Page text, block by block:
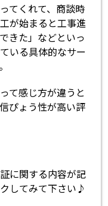
てくれて、商談時
が始まると工事進
きた」などといっ
いる具体的なサー
て感じ方が違うと
ぴょう性が高い評
に関する内容が記
してみて下さい♪